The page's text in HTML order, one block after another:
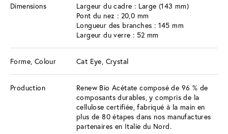
Dimensions
Largeur du cadre : Large (143 mm)
Pont du nez : 20,0 mm
Longueur des branches : 145 mm
Largeur du verre : 52 mm
Forme, Colour Cat Eye, Crystal
Production
Renew Bio Acétate composé de 96 % de
composants durables, y compris de la
cellulose certifiée, fabriqué à la main en
plus de 80 étapes dans nos manufactures
partenaires en Italie du Nord.